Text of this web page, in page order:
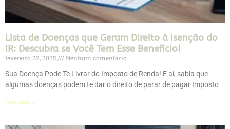
Lista de Doenças que Geram Direito à Isenção do
IR: Descubra se Você Tem Esse Benefício!
fevereiro 22, 2025
Nenhum comentário
Sua Doença Pode Te Livrar do Imposto de Renda! E aí, sabia que
algumas doenças podem te dar o direito de parar de pagar Imposto
Leia mais »